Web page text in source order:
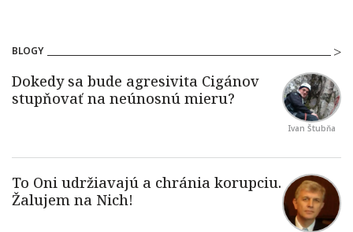
BLOGY
Ivan Štubňa